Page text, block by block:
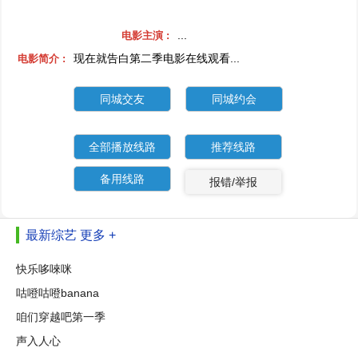
电影主演 :
电影简介 : 现在就告白第二季电影在线观看...
全部播放线路 推荐线路
同城交友 同城约会
备用线路 报错/举报
最新综艺 更多 +
快乐哆唻咪
咕噔咕噔banana
咱们穿越吧第一季
声入人心